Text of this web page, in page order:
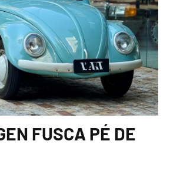
FUSCA PÉ DE